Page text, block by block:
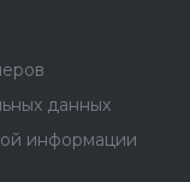
данных
информации